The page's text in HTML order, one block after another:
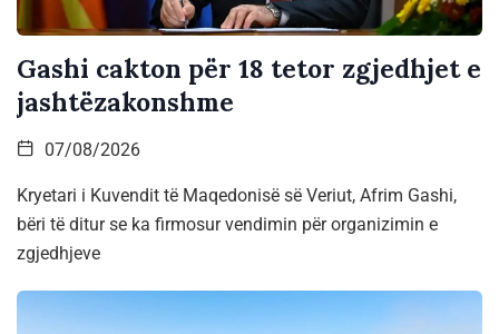
Gashi cakton për 18 tetor zgjedhjet e
jashtëzakonshme
07/08/2026
Kryetari i Kuvendit të Maqedonisë së Veriut, Afrim Gashi,
bëri të ditur se ka firmosur vendimin për organizimin e
zgjedhjeve